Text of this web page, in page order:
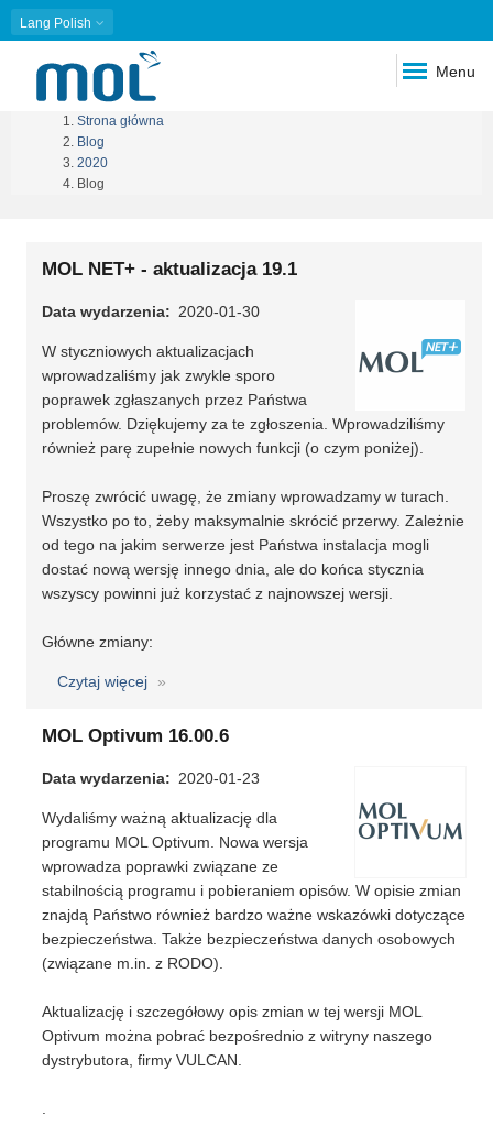
Lang Polish
Menu
Ścieżka
nawigacyjna
Strona główna
Blog
2020
Blog
MOL NET+ - aktualizacja 19.1
Data wydarzenia 2020-01-30
W styczniowych aktualizacjach
wprowadzaliśmy jak zwykle sporo
poprawek zgłaszanych przez Państwa
problemów. Dziękujemy za te zgłoszenia. Wprowadziliśmy
również parę zupełnie nowych funkcji (o czym poniżej).
Proszę zwrócić uwagę, że zmiany wprowadzamy w turach.
Wszystko po to, żeby maksymalnie skrócić przerwy. Zależnie
od tego na jakim serwerze jest Państwa instalacja mogli
dostać nową wersję innego dnia, ale do końca stycznia
wszyscy powinni już korzystać z najnowszej wersji.
Główne zmiany:
Czytaj więcej
o
NET+
aktualizacja
MOL Optivum 16.00.6
Data wydarzenia 2020-01-23
Wydaliśmy ważną aktualizację dla
programu MOL Optivum. Nowa wersja
wprowadza poprawki związane ze
stabilnością programu i pobieraniem opisów. W opisie zmian
znajdą Państwo również bardzo ważne wskazówki dotyczące
bezpieczeństwa. Także bezpieczeństwa danych osobowych
(związane m.in. z RODO).
Aktualizację i szczegółowy opis zmian w tej wersji MOL
Optivum można pobrać bezpośrednio z witryny naszego
dystrybutora, firmy VULCAN.